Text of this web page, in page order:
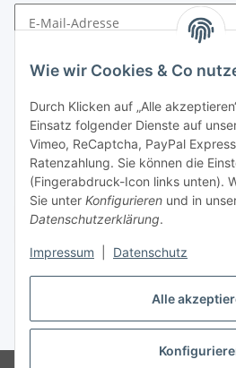
Alle
Wie wir Cookies & Co
Durch Klicken auf „Alle
Einsatz folgender Dienste auf
Vimeo, ReCaptcha, PayPal
Ratenzahlung. Sie können die
(Fingerabdruck-Icon links unten).
Sie unter Konfigurieren und in
Datenschutzerklärung.
Impressum Datenschutz
Gesetzliche Informationen
Vertrag
* Gemäß §19 UStG wird keine